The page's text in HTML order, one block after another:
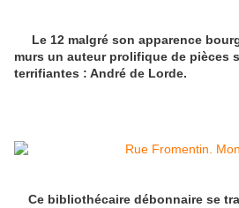
Le 12 malgré son apparence
murs un auteur prolifique de pièces
terrifiantes : André de Lorde.
Ce bibliothécaire débonnaire se